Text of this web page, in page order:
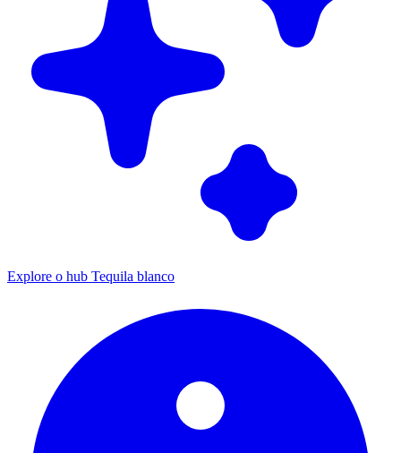
Explore o hub Tequila blanco